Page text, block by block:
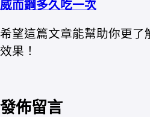
威而鋼多久吃一次
希望這篇文章能幫助你更了
效果！
發佈留言